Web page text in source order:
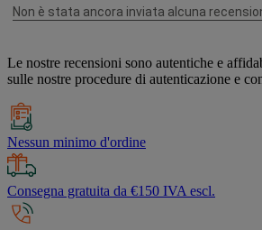
Le nostre recensioni sono autentiche e
sulle nostre procedure di autenticazione e
Nessun minimo d'ordine
Consegna gratuita da €150 IVA escl.